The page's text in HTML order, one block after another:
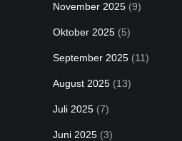
November 2025 (9)
Oktober 2025 (5)
September 2025 (11)
August 2025 (13)
Juli 2025 (7)
Juni 2025 (3)